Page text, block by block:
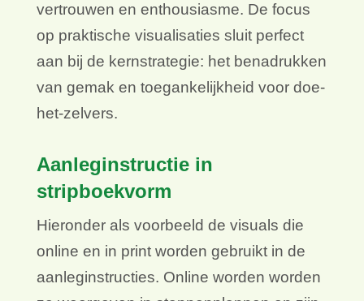
vertrouwen en enthousiasme. De focus
op praktische visualisaties sluit perfect
aan bij de kernstrategie: het benadrukken
van gemak en toegankelijkheid voor doe-
het-zelvers.
Aanleginstructie in
stripboekvorm
Hieronder als voorbeeld de visuals die
online en in print worden gebruikt in de
aanleginstructies. Online worden worden